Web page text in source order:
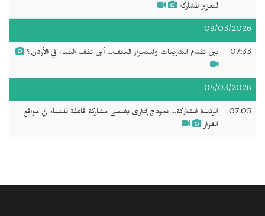
لتعزيز المشاركة
09/03/2026
07:33 بين تقدم التشريعات واستمرار العنف... أين تقف النساء في الأردن؟
05/03/2026
07:05
الرئاسة المشتركة... نموذج إداري يضمن مشاركة فاعلة للنساء في مواقع
القرار